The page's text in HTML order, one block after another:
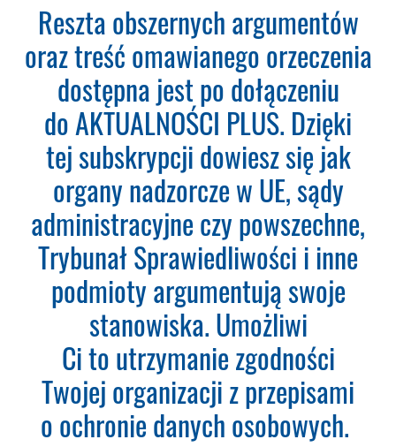
o Ochronie Danych
Osobowych (RODO).
Codzienna aktualizacja
bazy orzeczeń.
Teraz zamawiasz Szkolenie RODO -
Inspektor Ochrony Danych.Nie
musisz podawać karty płatniczej.
Wystarczy, że wypełnisz formularz
a na podany adres e-mail otrzymasz
fakturę VAT do opłacenia. Ważne:
Dopiero po zaksięgowaniu płatności
– system utworzy konto
użytkownika oraz uruchomi
subskrypcję. Dopiero od tego
momentu rozpoczyna się okres
Subskrypcji.
Reszta obszernych argumentów
oraz treść omawianego orzeczenia
dostępna jest po dołączeniu
do AKTUALNOŚCI PLUS. Dzięki
tej subskrypcji dowiesz się jak
organy nadzorcze w UE, sądy
administracyjne czy powszechne,
Trybunał Sprawiedliwości i inne
podmioty argumentują swoje
stanowiska. Umożliwi
Ci to utrzymanie zgodności
Twojej organizacji z przepisami
o ochronie danych osobowych.